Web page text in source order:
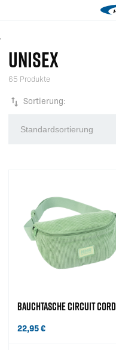
'
UNISEX
65 Produkte
Sortierung:
BAUCHTASCHE CIRCUIT CORD
22,95€